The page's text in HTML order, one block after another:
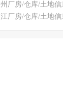
厂房/仓库/土地信
厂房/仓库/土地信